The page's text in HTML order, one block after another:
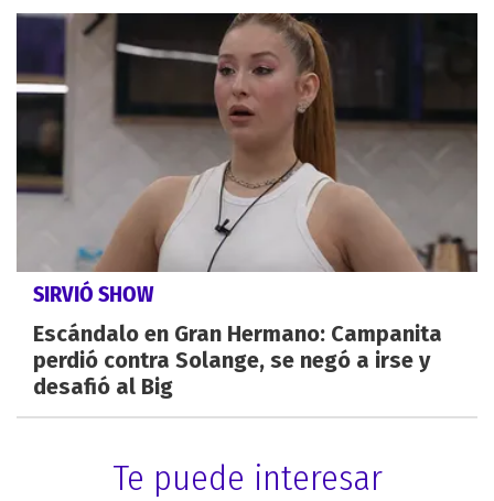
SIRVIÓ SHOW
Escándalo en Gran Hermano: Campanita
perdió contra Solange, se negó a irse y
desafió al Big
Te puede interesar